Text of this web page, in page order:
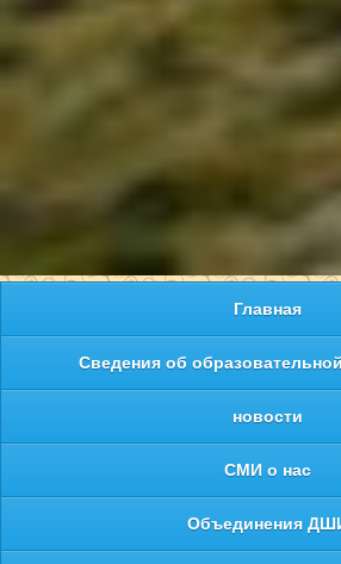
Главная
Сведения об
новости
СМИ о нас
Объединения